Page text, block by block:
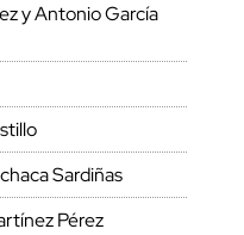
y Antonio García
Sardiñas
Pérez